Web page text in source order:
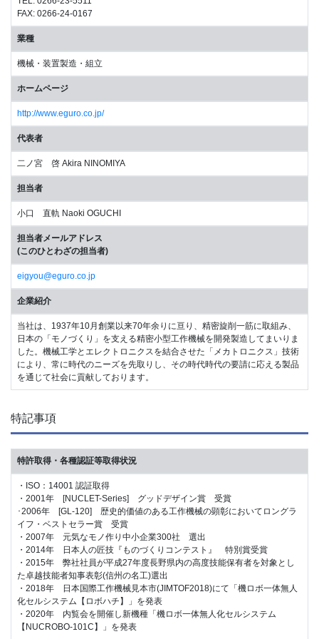
FAX: 0266-24-0167
業種
機械・装置製造・組立
ホームページ
http://www.eguro.co.jp/
代表者
二ノ宮 啓 Akira NINOMIYA
担当者
小口 直軌 Naoki OGUCHI
担当者メールアドレス
(このひとわざの担当者)
eigyou@eguro.co.jp
企業紹介
当社は、1937年10月創業以来70年余りに亘り、精密旋削一筋に取組み、
日本の「モノづくり」を支える精密小型工作機械を開発製造してまいりま
した。機械工学とエレクトロニクスを結合させた「メカトロニクス」技術
により、常に時代のニーズを先取りし、その時代時代の要請に応える製品
を通じて社会に貢献しております。
特記事項
特許取得・各種認証等取得状況
・ISO：14001 認証取得
・2001年 [NUCLET-Series] グッドデザイン賞 受賞
･2006年 [GL-120] 歴史的価値のある工作機械の顕彰においてロングラ
イフ・ベストセラー賞 受賞
・2007年 元気なモノ作り中小企業300社 選出
・2014年 日本人の匠技『ものづくりコンテスト』 特別賞受賞
・2015年 弊社社員が平成27年度長野県内の高度技能保有者を対象とし
た卓越技能者知事表彰(信州の名工)選出
・2018年 日本国際工作機械見本市(JIMTOF2018)にて「機ロボ一体無人
化セルシステム【ロボハチ】」を発表
・2020年 内覧会を開催し新機種「機ロボ一体無人化セルシステム
【NUCROBO-101C】」を発表